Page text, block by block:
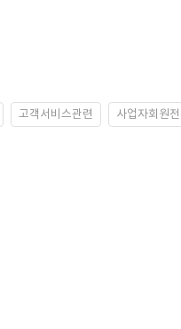
고객서비스관련 사업자회원